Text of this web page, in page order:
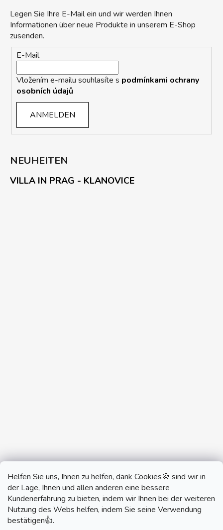
Helfen Sie uns, Ihnen zu helfen, dank Cookies🍪 sind wir in
der Lage, Ihnen und allen anderen eine bessere
Kundenerfahrung zu bieten, indem wir Ihnen bei der weiteren
Nutzung des Webs helfen, indem Sie seine Verwendung
bestätigen👍.
Legen Sie Ihre E-Mail ein und wir werden Ihnen
Informationen über neue Produkte in unserem E-Shop
zusenden.
E-Mail
Vložením e-mailu souhlasíte s podmínkami ochrany
osobních údajů
ANMELDEN
NEUHEITEN
VILLA IN PRAG - KLANOVICE
monobrand.cz monobrand.online